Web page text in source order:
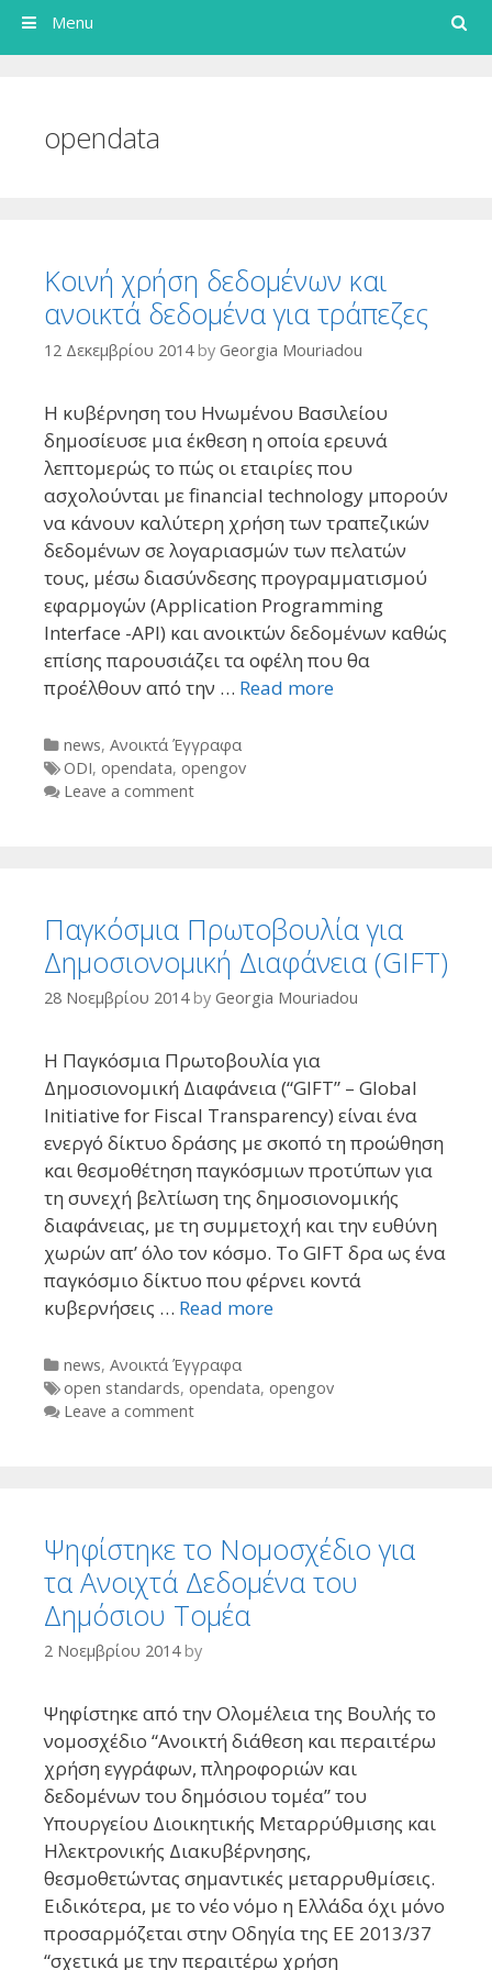
Search
Menu
opendata
Κοινή χρήση δεδομένων και
ανοικτά δεδομένα για τράπεζες
12 Δεκεμβρίου 2014 by Georgia Mouriadou
Η κυβέρνηση του Ηνωμένου Βασιλείου
δημοσίευσε μια έκθεση η οποία ερευνά
λεπτομερώς το πώς οι εταιρίες που
ασχολούνται με financial technology μπορούν
να κάνουν καλύτερη χρήση των τραπεζικών
δεδομένων σε λογαριασμών των πελατών
τους, μέσω διασύνδεσης προγραμματισμού
εφαρμογών (Application Programming
Interface -API) και ανοικτών δεδομένων καθώς
επίσης παρουσιάζει τα οφέλη που θα
προέλθουν από την … Read more
Categories
news, Ανοικτά Έγγραφα
Tags
ODI, opendata, opengov
Leave a comment
Παγκόσμια Πρωτοβουλία για
Δημοσιονομική Διαφάνεια (GIFT)
28 Νοεμβρίου 2014 by Georgia Mouriadou
Η Παγκόσμια Πρωτοβουλία για
Δημοσιονομική Διαφάνεια (“GIFT” – Global
Initiative for Fiscal Transparency) είναι ένα
ενεργό δίκτυο δράσης με σκοπό τη προώθηση
και θεσμοθέτηση παγκόσμιων προτύπων για
τη συνεχή βελτίωση της δημοσιονομικής
διαφάνειας, με τη συμμετοχή και την ευθύνη
χωρών απ’ όλο τον κόσμο. Το GIFT δρα ως ένα
παγκόσμιο δίκτυο που φέρνει κοντά
κυβερνήσεις … Read more
Categories
news, Ανοικτά Έγγραφα
Tags
open standards, opendata, opengov
Leave a comment
Ψηφίστηκε το Νομοσχέδιο για
τα Ανοιχτά Δεδομένα του
Δημόσιου Τομέα
2 Νοεμβρίου 2014 by
Ψηφίστηκε από την Ολομέλεια της Βουλής το
νομοσχέδιο “Ανοικτή διάθεση και περαιτέρω
χρήση εγγράφων, πληροφοριών και
δεδομένων του δημόσιου τομέα” του
Υπουργείου Διοικητικής Μεταρρύθμισης και
Ηλεκτρονικής Διακυβέρνησης,
θεσμοθετώντας σημαντικές μεταρρυθμίσεις.
Ειδικότερα, με το νέο νόμο η Ελλάδα όχι μόνο
προσαρμόζεται στην Οδηγία της ΕΕ 2013/37
“σχετικά με την περαιτέρω χρήση